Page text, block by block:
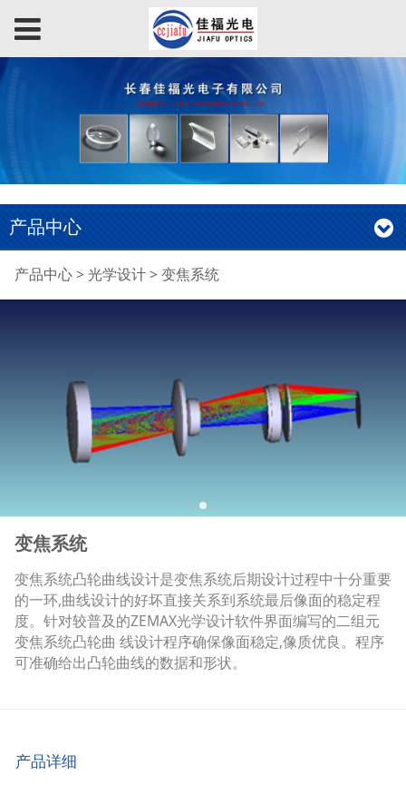
产品中心
变焦系统
产品中心> 光学设计> 变焦系统
变焦系统
变焦系统凸轮曲线设计是变焦系统后期设计过程中十分重要
的一环,曲线设计的好坏直接关系到系统最后像面的稳定程
度。针对较普及的ZEMAX光学设计软件界面编写的二组元
变焦系统凸轮曲 线设计程序确保像面稳定,像质优良。程序
可准确给出凸轮曲线的数据和形状。
产品详细